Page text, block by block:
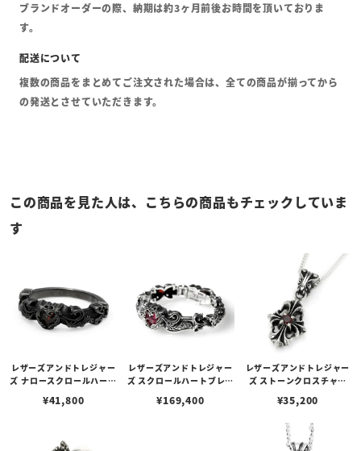
ブランドオーダーの際、納期は約3ヶ月前後お時間を頂いておりま
す。
複数の商品をまとめてご注文された場合は、全ての商品が揃ってから
の発送とさせていただきます。
この商品を見た人は、こちらの商品もチェックしていま
す
レザーズアンドトレジャー
ズ ナロースクロールハート
ックカスタム
¥41,800
レザーズアンドトレジャー
ズ スクロールハートブレス
¥169,400
レザーズアンドトレジャー
ズ ストーンクロスチャー
¥35,200